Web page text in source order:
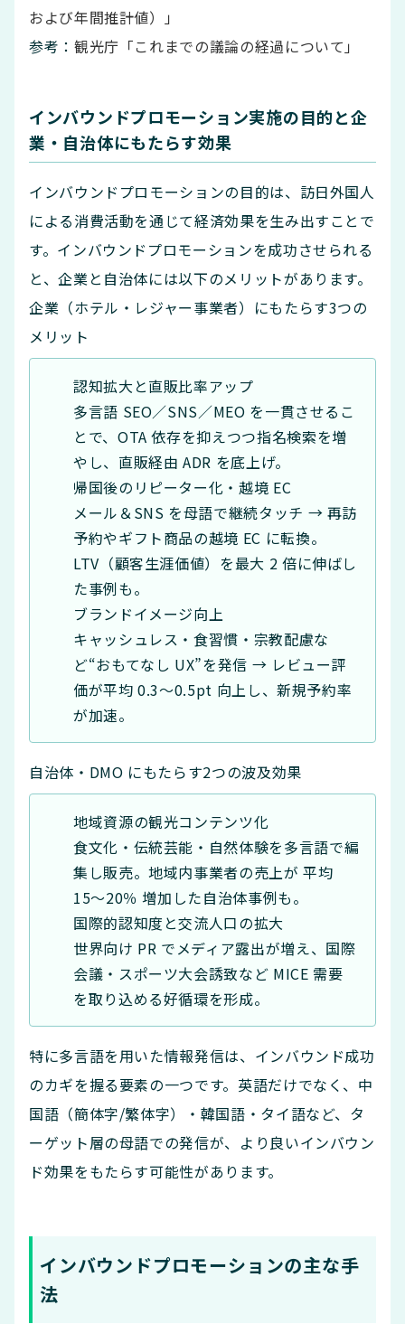
および年間推計値）」
参考： 観光庁「これまでの議論の経過について」
インバウンドプロモーション実施の目的と企
業・自治体にもたらす効果
インバウンドプロモーションの目的は、訪日外国人
による消費活動を通じて経済効果を生み出すことで
す。インバウンドプロモーションを成功させられる
と、企業と自治体には以下のメリットがあります。
企業（ホテル・レジャー事業者）にもたらす3つの
メリット
認知拡大と直販比率アップ
多言語 SEO／SNS／MEO を一貫させるこ
とで、OTA 依存を抑えつつ指名検索を増
やし、直販経由 ADR を底上げ。
帰国後のリピーター化・越境 EC
メール＆SNS を母語で継続タッチ → 再訪
予約やギフト商品の越境 EC に転換。
LTV（顧客生涯価値）を最大 2 倍に伸ばし
た事例も。
ブランドイメージ向上
キャッシュレス・食習慣・宗教配慮な
ど“おもてなし UX”を発信 → レビュー評
価が平均 0.3〜0.5pt 向上し、新規予約率
が加速。
自治体・DMO にもたらす2つの波及効果
地域資源の観光コンテンツ化
食文化・伝統芸能・自然体験を多言語で編
集し販売。地域内事業者の売上が 平均
15〜20％ 増加した自治体事例も。
国際的認知度と交流人口の拡大
世界向け PR でメディア露出が増え、国際
会議・スポーツ大会誘致など MICE 需要
を取り込める好循環を形成。
特に多言語を用いた情報発信は、インバウンド成功
のカギを握る要素の一つです。英語だけでなく、中
国語（簡体字/繁体字）・韓国語・タイ語など、タ
ーゲット層の母語での発信が、より良いインバウン
ド効果をもたらす可能性があります。
インバウンドプロモーションの主な手
法